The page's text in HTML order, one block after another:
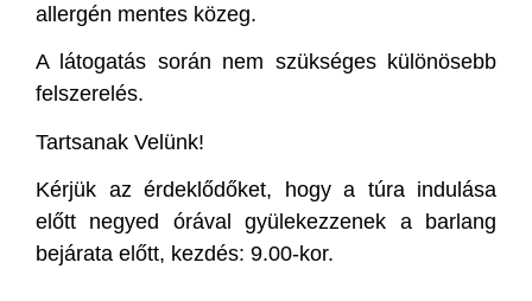
allergén mentes közeg.
A látogatás során nem szükséges különösebb
felszerelés.
Tartsanak Velünk!
Kérjük az érdeklődőket, hogy a túra indulása
előtt negyed órával gyülekezzenek a barlang
bejárata előtt, kezdés: 9.00-kor.